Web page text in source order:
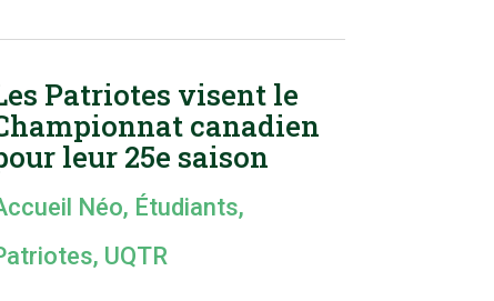
Patriotes visent le
canadien
leur 25e saison
Néo, Étudiants,
, UQTR